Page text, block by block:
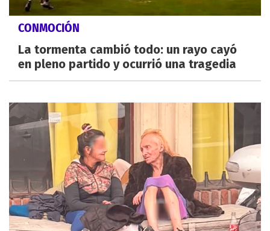
CONMOCIÓN
La tormenta cambió todo: un rayo cayó
en pleno partido y ocurrió una tragedia